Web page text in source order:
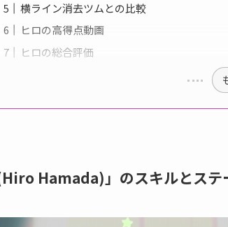
横ライン消去ツムとの比較
ヒロの高得点動画
ヒロの総合評価
(Hiro Hamada)」のスキルとステ